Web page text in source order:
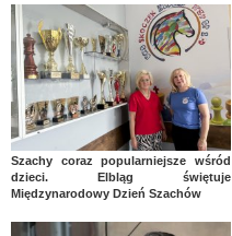
Szachy coraz popularniejsze wśród
dzieci. Elbląg świętuje
Międzynarodowy Dzień Szachów